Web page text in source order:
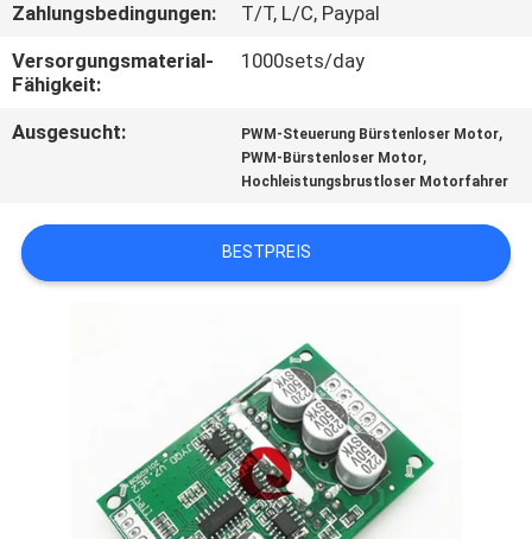
NEUIGKEITEN
BITTE UM
EIN
SITEMAP
DATENSCHUTZRICHTLINIE
Zahlungsbedingungen:
T/T, L/C, Paypal
Versorgungsmaterial-
Fähigkeit:
1000sets/day
Ausgesucht: PWM-Steuerung Bürstenloser Motor,
PWM-Bürstenloser Motor,
Hochleistungsbrustloser Motorfahrer
BESTPREIS